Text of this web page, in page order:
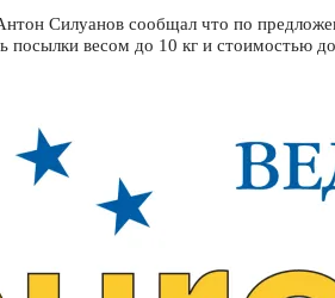
Силуанов сообщал что по
посылки весом до 10 кг и стоимостью